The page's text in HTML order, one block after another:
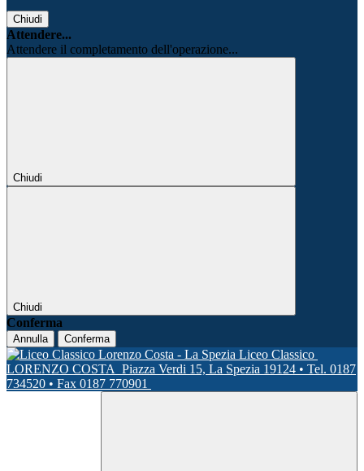
Chiudi
Attendere...
Attendere il completamento dell'operazione...
Chiudi
Chiudi
Conferma
Annulla Conferma
Liceo Classico
LORENZO COSTA Piazza Verdi 15, La Spezia 19124 • Tel. 0187
734520 • Fax 0187 770901